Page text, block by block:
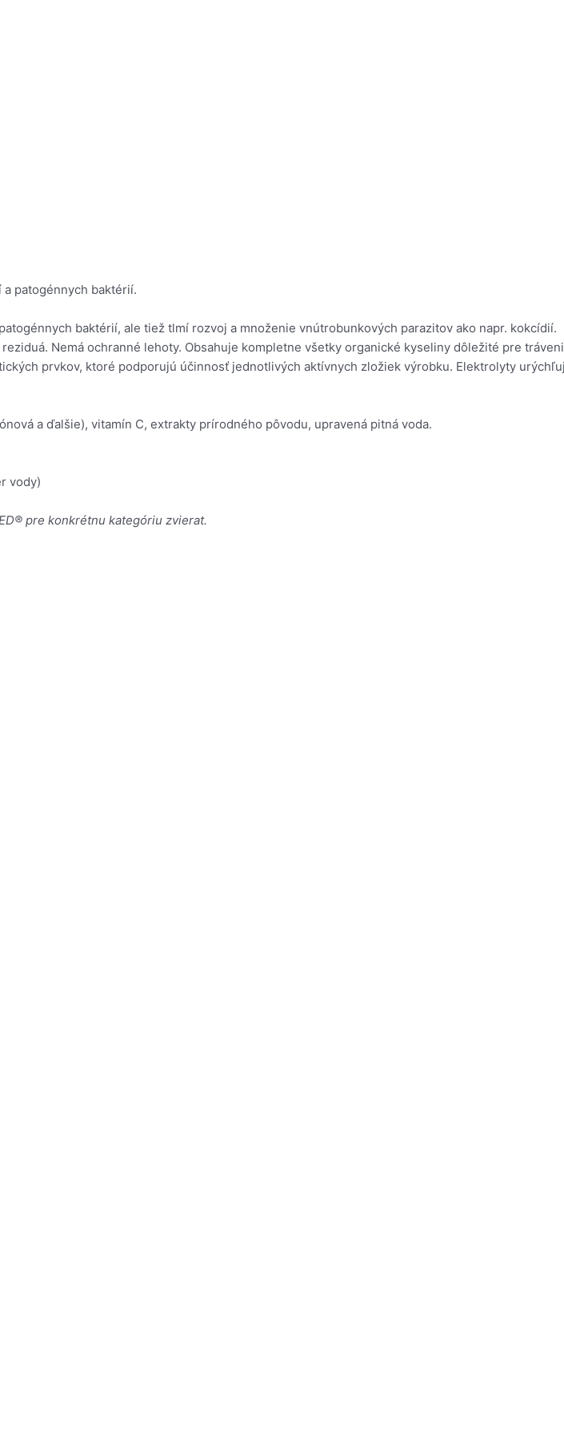
patogénnych baktérií.
baktérií, ale tiež tlmí rozvoj a množenie vnútrobunkových parazitov ako napr. kokcídií.
Nemá ochranné lehoty. Obsahuje kompletne všetky organické kyseliny dôležité pre
prvkov, ktoré podporujú účinnosť jednotlivých aktívnych zložiek výrobku. Elektrolyty
a ďalšie), vitamín C, extrakty prírodného pôvodu, upravená pitná voda.
vody)
pre konkrétnu kategóriu zvierat.